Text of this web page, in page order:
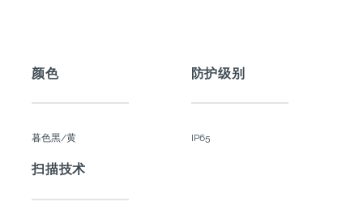
颜色
暮色黑/黄
扫描技术
防护级别
IP65